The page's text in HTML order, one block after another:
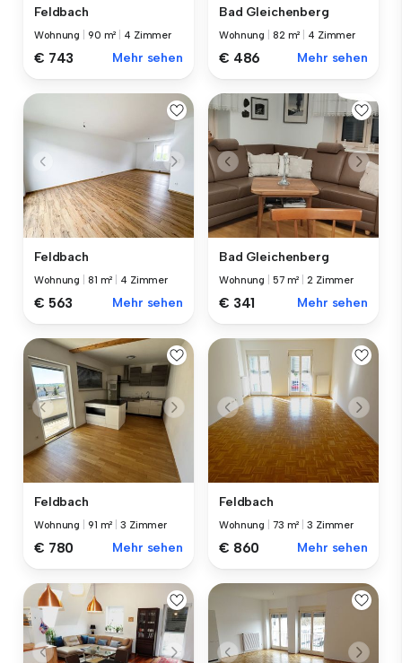
Feldbach
Wohnung 90 m² 4 Zimmer
€ 743 Mehr sehen
Bad Gleichenberg
Wohnung 82 m² 4 Zimmer
€ 486 Mehr sehen
Feldbach
Wohnung 81 m² 4 Zimmer
€ 563 Mehr sehen
Bad Gleichenberg
Wohnung 57 m² |2 Zimmer
€ 341 Mehr sehen
Feldbach
Wohnung 91 m² |3 Zimmer
€ 780 Mehr sehen
Feldbach
Wohnung 73 m² |3 Zimmer
€ 860 Mehr sehen